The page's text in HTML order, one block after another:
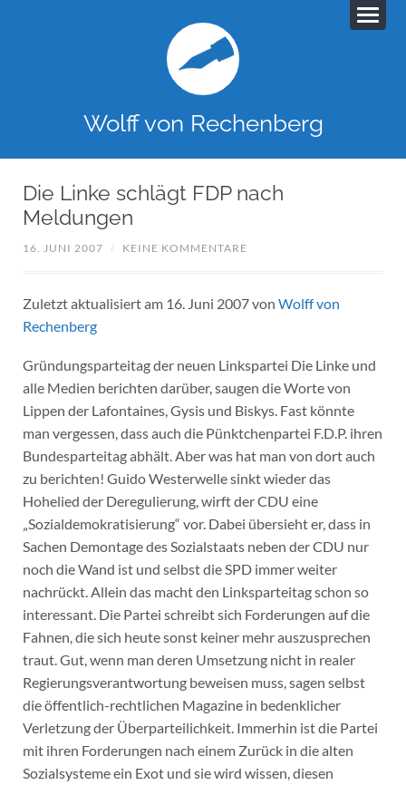
Wolff von Rechenberg
Die Linke schlägt FDP nach
Meldungen
16. JUNI 2007 / KEINE KOMMENTARE
Zuletzt aktualisiert am 16. Juni 2007 von Wolff von
Rechenberg
Gründungsparteitag der neuen Linkspartei Die Linke und
alle Medien berichten darüber, saugen die Worte von
Lippen der Lafontaines, Gysis und Biskys. Fast könnte
man vergessen, dass auch die Pünktchenpartei F.D.P. ihren
Bundesparteitag abhält. Aber was hat man von dort auch
zu berichten! Guido Westerwelle sinkt wieder das
Hohelied der Deregulierung, wirft der CDU eine
„Sozialdemokratisierung“ vor. Dabei übersieht er, dass in
Sachen Demontage des Sozialstaats neben der CDU nur
noch die Wand ist und selbst die SPD immer weiter
nachrückt. Allein das macht den Linksparteitag schon so
interessant. Die Partei schreibt sich Forderungen auf die
Fahnen, die sich heute sonst keiner mehr auszusprechen
traut. Gut, wenn man deren Umsetzung nicht in realer
Regierungsverantwortung beweisen muss, sagen selbst
die öffentlich-rechtlichen Magazine in bedenklicher
Verletzung der Überparteilichkeit. Immerhin ist die Partei
mit ihren Forderungen nach einem Zurück in die alten
Sozialsysteme ein Exot und sie wird wissen, diesen